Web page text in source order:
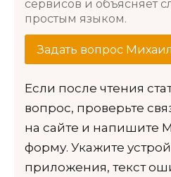
сервисов и объясняет
простым языком.
Задать вопрос
Если после чтения
вопрос, проверьте
на сайте и напишите
форму. Укажите
приложения, текст